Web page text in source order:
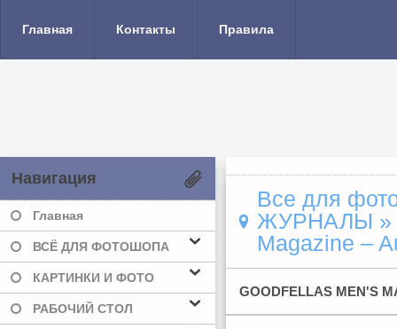
Главная Контакты Правила
Навигация
Главная
ВСЁ ДЛЯ ФОТОШОПА
КАРТИНКИ И ФОТО
РАБОЧИЙ СТОЛ
Все для
ЖУРНАЛЫ »
Magazine –
GOODFELLAS MEN'S